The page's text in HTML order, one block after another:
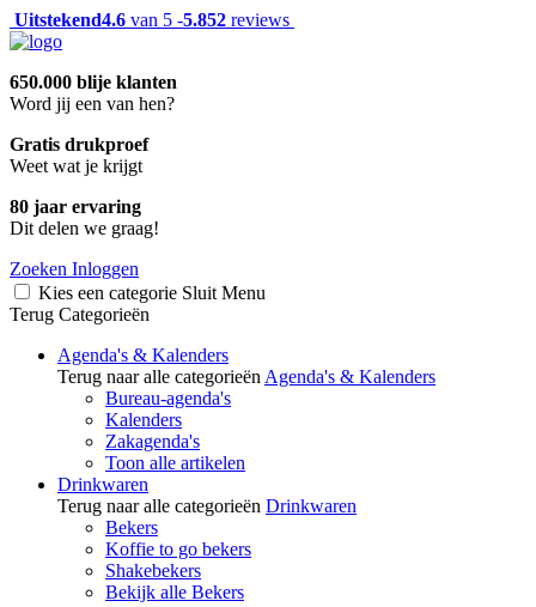
Uitstekend4.6 van 5 -5.852 reviews
650.000 blije klanten
Word jij een van hen?
Gratis drukproef
Weet wat je krijgt
80 jaar ervaring
Dit delen we graag!
Zoeken Inloggen
Kies een categorie Sluit Menu
Terug Categorieën
Agenda's & Kalenders
Terug naar alle categorieën Agenda's & Kalenders
Bureau-agenda's
Kalenders
Zakagenda's
Toon alle artikelen
Drinkwaren
Terug naar alle categorieën Drinkwaren
Bekers
Koffie to go bekers
Shakebekers
Bekijk alle Bekers